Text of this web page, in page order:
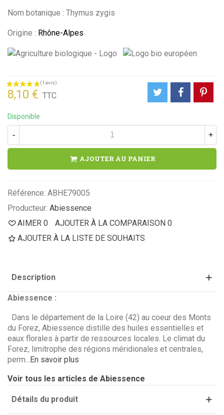
(1 avis)
Nom botanique : Thymus zygis
Origine : Rhône-Alpes
(1 avis)
8,10 € TTC
Disponible
- +
AJOUTER AU PANIER
Référence: ABHE79005
Producteur: Abiessence
AIMER 0 AJOUTER À LA COMPARAISON 0
AJOUTER À LA LISTE DE SOUHAITS
Description
Abiessence :
Dans le département de la Loire (42) au coeur des Monts
du Forez, Abiessence distille des huiles essentielles et
eaux florales à partir de ressources locales. Le climat du
Forez, limitrophe des régions méridionales et centrales,
perm... En savoir plus
Voir tous les articles de Abiessence
Détails du produit